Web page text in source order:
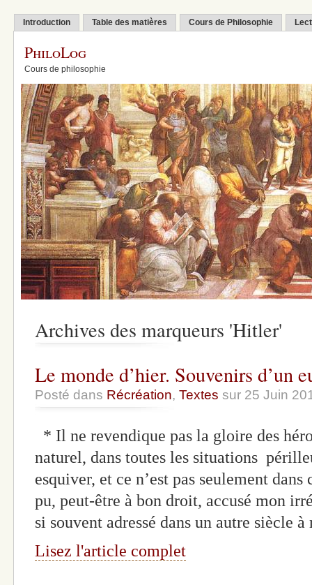
Introduction Table des matières Cours de Philosophie
PhiloLog
Cours de philosophie
Archives des marqueurs 'Hitler'
Le monde d’hier. Souvenirs d’un
Posté dans Récréation, Textes sur 25 Juin
* Il ne revendique pas la gloire des
naturel, dans toutes les situations
esquiver, et ce n’est pas seulement
pu, peut-être à bon droit, accusé mon
si souvent adressé dans un autre siècle
Lisez l'article complet